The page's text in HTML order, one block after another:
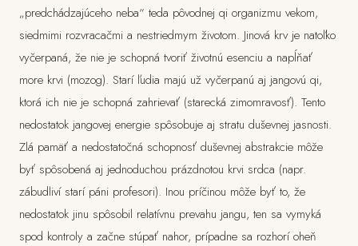
„predchádzajúceho neba“ teda pôvodnej qi organizmu vekom,
siedmimi rozvracačmi a nestriedmym životom. Jinová krv je natoľko
vyčerpaná, že nie je schopná tvoriť životnú esenciu a napĺňať
more krvi (mozog). Starí ľudia majú už vyčerpanú aj jangovú qi,
ktorá ich nie je schopná zahrievať (starecká zimomravosť). Tento
nedostatok jangovej energie spôsobuje aj stratu duševnej jasnosti.
Zlá pamäť a nedostatočná schopnosť duševnej abstrakcie môže
byť spôsobená aj jednoduchou prázdnotou krvi srdca (napr.
zábudliví starí páni profesori). Inou príčinou môže byť to, že
nedostatok jinu spôsobil relatívnu prevahu jangu, ten sa vymyká
spod kontroly a začne stúpať nahor, prípadne sa rozhorí oheň